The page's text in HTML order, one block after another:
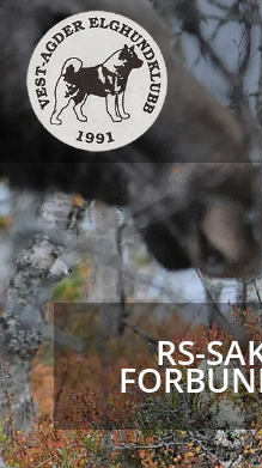
RS-